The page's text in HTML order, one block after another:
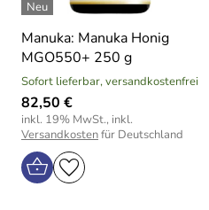
Manuka: Manuka Honig
MGO550+ 250 g
Sofort lieferbar, versandkostenfrei
82,50 €
inkl. 19% MwSt., inkl.
Versandkostenfür Deutschland